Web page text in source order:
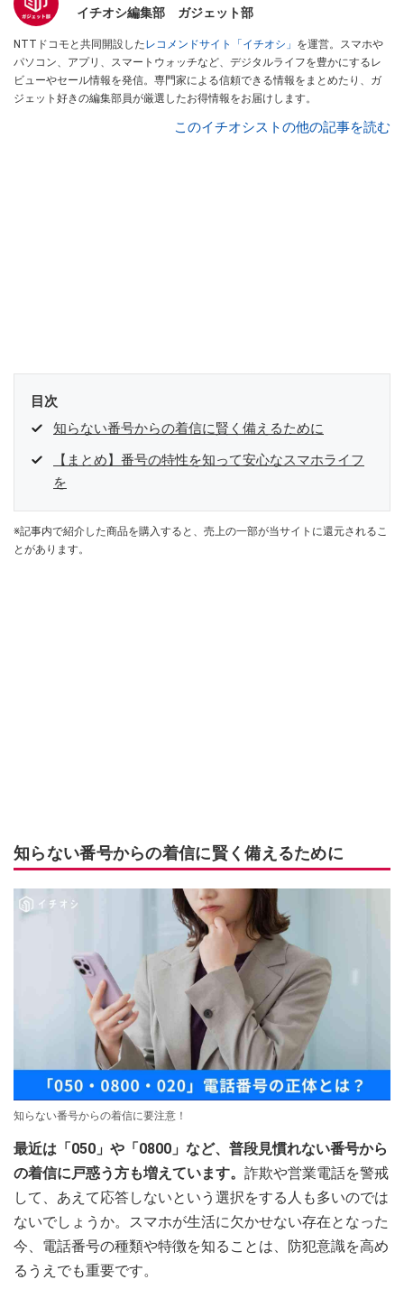
イチオシ編集部 ガジェット部
NTTドコモと共同開設したレコメンドサイト「イチオシ」 を運営。スマホや
パソコン、アプリ、スマートウォッチなど、デジタルライフを豊かにするレ
ビューやセール情報を発信。専門家による信頼できる情報をまとめたり、ガ
ジェット好きの編集部員が厳選したお得情報をお届けします。
このイチオシストの他の記事を読む
目次
知らない番号からの着信に賢く備えるために
【まとめ】番号の特性を知って安心なスマホライフ
を
※記事内で紹介した商品を購入すると、売上の一部が当サイトに還元されるこ
とがあります。
知らない番号からの着信に賢く備えるために
知らない番号からの着信に要注意！
最近は「050」や「0800」など、普段見慣れない番号から
の着信に戸惑う方も増えています。 詐欺や営業電話を警戒
して、あえて応答しないという選択をする人も多いのでは
ないでしょうか。スマホが生活に欠かせない存在となった
今、電話番号の種類や特徴を知ることは、防犯意識を高め
るうえでも重要です。